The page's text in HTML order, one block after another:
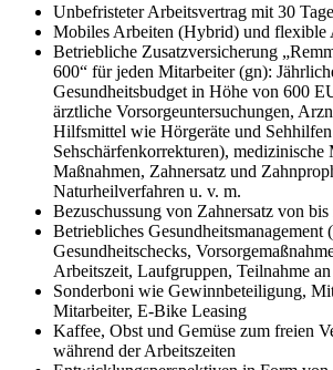
Unbefristeter Arbeitsvertrag mit 30
Mobiles Arbeiten (Hybrid) und flexible
Betriebliche Zusatzversicherung
600“ für jeden Mitarbeiter (gn):
Gesundheitsbudget in Höhe von 600
ärztliche Vorsorgeuntersuchungen,
Hilfsmittel wie Hörgeräte und
Sehschärfenkorrekturen), medizinische
Maßnahmen, Zahnersatz und
Naturheilverfahren u. v. m.
Bezuschussung von Zahnersatz von
Betriebliches Gesundheitsmanagement
Gesundheitschecks,
Arbeitszeit, Laufgruppen, Teilnahme
Sonderboni wie Gewinnbeteiligung,
Mitarbeiter, E-Bike Leasing
Kaffee, Obst und Gemüse zum freien
während der Arbeitszeiten